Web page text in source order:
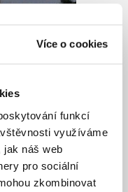
Více o cookies
funkcí
využíváme
jak náš web
pro sociální
zkombinovat